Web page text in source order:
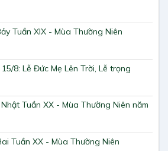
Tuần XIX - Mùa Thường Niên
8: Lễ Đức Mẹ Lên Trời, Lễ trọng
Tuần XX - Mùa Thường Niên năm
Tuần XX - Mùa Thường Niên